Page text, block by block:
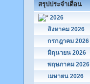
สรุปประจำเดือน
2026
สิงหาคม 2026
กรกฎาคม 2026
มิถุนายน 2026
พฤษภาคม 2026
เมษายน 2026